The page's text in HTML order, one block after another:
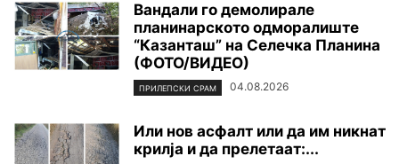
Вандали го демолирале
планинарското одморалиште
“Казанташ” на Селечка Планина
(ФОТО/ВИДЕО)
ПРИЛЕПСКИ СРАМ 04.08.2026
Или нов асфалт или да им никнат
крилја и да прелетаат:...